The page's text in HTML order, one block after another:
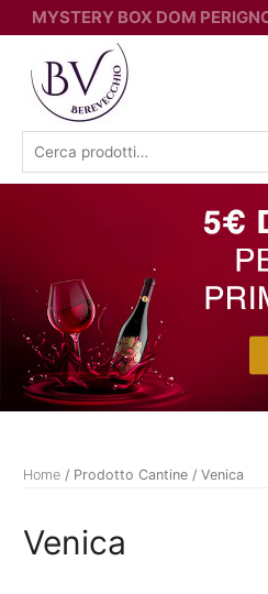
MYSTERY BOX DOM
Cerca:
Home / Prodotto Cantine / Venica
Venica